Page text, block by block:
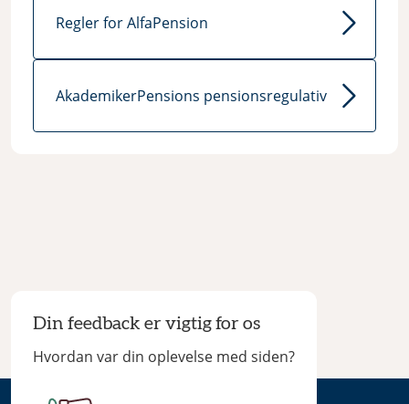
Regler for AlfaPension
AkademikerPensions pensionsregulativ
Din feedback er vigtig for os
Hvordan var din oplevelse med siden?